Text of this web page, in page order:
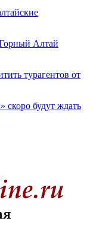
Алтай
турагентов от
скоро будут ждать